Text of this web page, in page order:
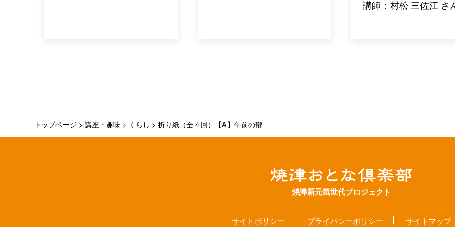
講師：村松 三佐江 さ
トップページ >講座・趣味 > くらし >折り紙（全４回）【A】午前の部
焼津新元気世代プロジェクト
サイトポリシー プライバシーポリシー サイトマップ